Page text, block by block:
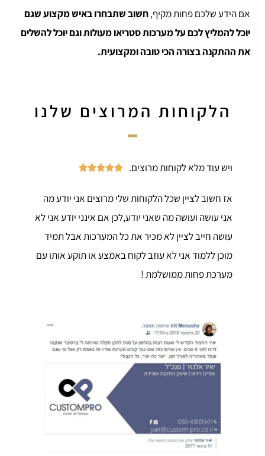
אם הידע שלכם פחות מקיף,חשוב שתבחרו באיש מקצוע שגם
יוכל להמליץ לכם על מערכות סטריאו מעולות וגם יוכל להשלים
את ההתקנה בצורה הכי טובה ומקצועית.
הלקוחות המרוצים שלנו
ויש עוד מלא לקוחות מרוצים. 




אז חשוב לציין שכל הלקוחות שלי מרוצים אני יודע מה
אני עושה ועושה מה שאני יודע,לכן אם אינני יודע אני לא
עושה חייב לציין לא מכיר את כל המערכות אבל תמיד
מוכן ללמוד אני לא עוזב לקוח באמצע או תוקע אותו עם
מערכת פחות ממושלמת !